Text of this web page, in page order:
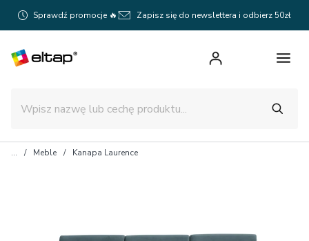
Sprawdź promocje 🔥 Zapisz się do newslettera i odbierz 50zł
Meble Kanapa Laurence